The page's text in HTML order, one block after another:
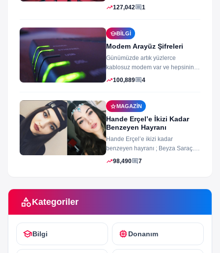
oyun izleyenler ve oynayanlar...
trending_up127,042comment1
schoolBILGI
Modem Arayüz Şifreleri
Günümüzde artık yüzlerce
kablosuz modem var ve hepsinin
arayüz şifleri ve arayüzü farklı
trending_up100,889comment4
starMAGAZIN
Hande Erçel’e İkizi Kadar
Benzeyen Hayranı
Hande Erçel’e ikizi kadar
benzeyen hayranı ; Beyza Saraç.
Son zamanlarda Hande Erçel’e
trending_up98,490comment7
categoryKategoriler
schoolBilgi memoryDonanım